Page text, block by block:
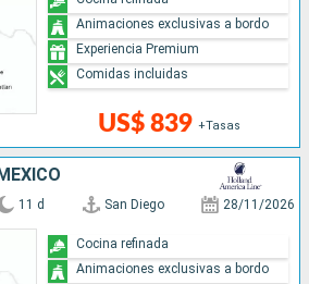
US$ 839 +Tasas
Animaciones exclusivas a bordo
Experiencia Premium
Comidas incluidas
11 d San Diego 28/11/2026
Cocina refinada
Animaciones exclusivas a bordo